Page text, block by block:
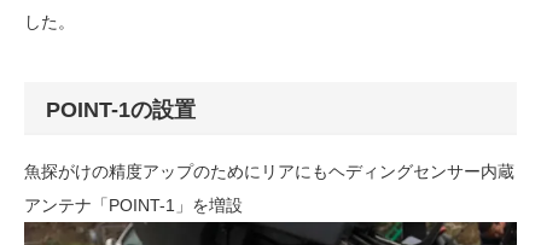
した。
POINT-1の設置
魚探がけの精度アップのためにリアにもヘディングセンサー内蔵
アンテナ「POINT-1」を増設